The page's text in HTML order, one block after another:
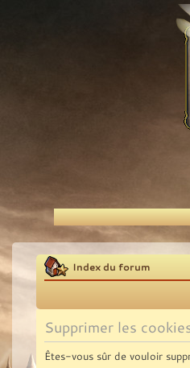
Recherche
Index du forum
Supprimer les
Êtes-vous sûr de vouloir